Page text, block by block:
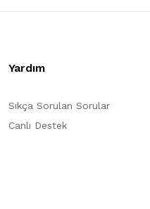
Yardım
Sıkça Sorulan Sorular
Canlı Destek